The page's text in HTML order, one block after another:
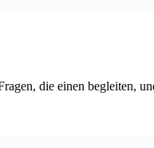
die einen